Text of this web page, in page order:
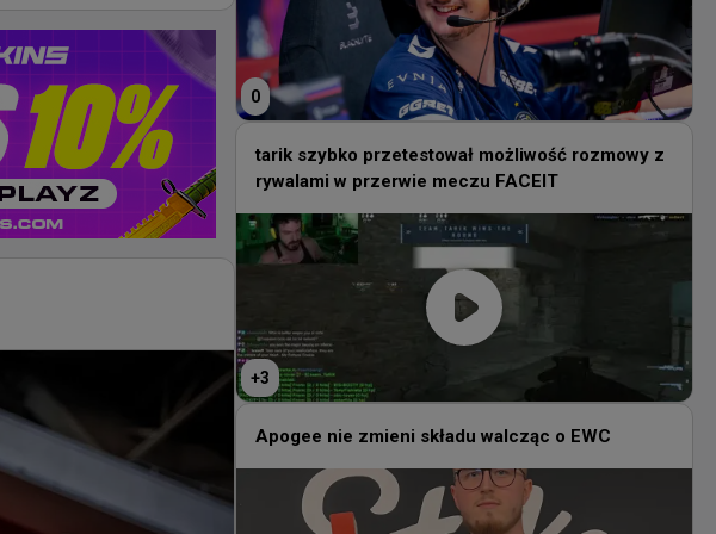
0
tarik szybko przetestował możliwość rozmowy z
rywalami w przerwie meczu FACEIT
+3
Apogee nie zmieni składu walcząc o EWC